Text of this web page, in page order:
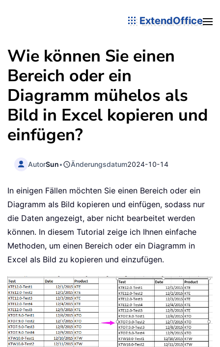
ExtendOffice
Wie können Sie einen
Bereich oder ein
Diagramm mühelos als
Bild in Excel kopieren und
einfügen?
AutorSun• Änderungsdatum2024-10-14
In einigen Fällen möchten Sie einen Bereich oder ein
Diagramm als Bild kopieren und einfügen, sodass nur
die Daten angezeigt, aber nicht bearbeitet werden
können. In diesem Tutorial zeige ich Ihnen einfache
Methoden, um einen Bereich oder ein Diagramm in
Excel als Bild zu kopieren und einzufügen.